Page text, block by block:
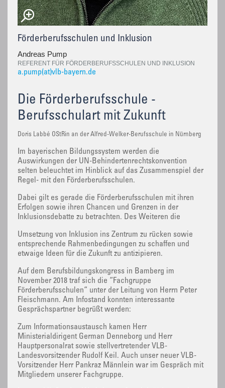
Förderberufsschulen und Inklusion
Andreas Pump
REFERENT FÜR FÖRDERBERUFSSCHULEN UND INKLUSION
a.pump(at)vlb-bayern.de
Die Förderberufsschule -
Berufsschulart mit Zukunft
Doris Labbé OStRin an der Alfred-Welker-Berufsschule in Nürnberg
Im bayerischen Bildungssystem werden die
Auswirkungen der UN-Behindertenrechtskonvention
selten beleuchtet im Hinblick auf das Zusammenspiel der
Regel- mit den Förderberufsschulen.
Dabei gilt es gerade die Förderberufsschulen mit ihren
Erfolgen sowie ihren Chancen und Grenzen in der
Inklusionsdebatte zu betrachten. Des Weiteren die
Umsetzung von Inklusion ins Zentrum zu rücken sowie
entsprechende Rahmenbedingungen zu schaffen und
etwaige Ideen für die Zukunft zu antizipieren.
Auf dem Berufsbildungskongress in Bamberg im
November 2018 traf sich die “Fachgruppe
Förderberufsschulen“ unter der Leitung von Herrn Peter
Fleischmann. Am Infostand konnten interessante
Gesprächspartner begrüßt werden:
Zum Informationsaustausch kamen Herr
Ministerialdirigent German Denneborg und Herr
Hauptpersonalrat sowie stellvertretender VLB-
Landesvorsitzender Rudolf Keil. Auch unser neuer VLB-
Vorsitzender Herr Pankraz Männlein war im Gespräch mit
Mitgliedern unserer Fachgruppe.